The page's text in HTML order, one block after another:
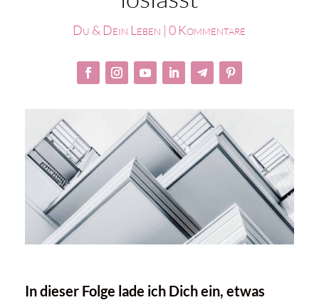
Du & Dein Leben |0 Kommentare
In dieser Folge lade ich Dich ein, etwas